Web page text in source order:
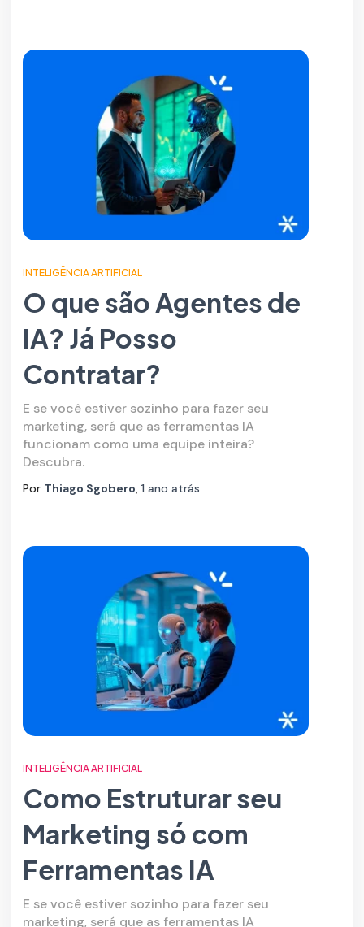
INTELIGÊNCIA ARTIFICIAL
O que são Agentes de
IA? Já Posso
Contratar?
E se você estiver sozinho para fazer seu
marketing, será que as ferramentas IA
funcionam como uma equipe inteira?
Descubra.
Por Thiago Sgobero,1 ano atrás
INTELIGÊNCIA ARTIFICIAL
Como Estruturar seu
Marketing só com
Ferramentas IA
E se você estiver sozinho para fazer seu
marketing, será que as ferramentas IA